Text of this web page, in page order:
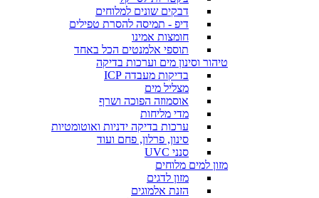
דבקים שונים למלוחים
דיפ - תמיסה להסרת טפילים
חומצות אמינו
תוספי אלמנטים הכל באחד
טיהור וסינון מים וערכות בדיקה
בדיקות מעבדה ICP
מצליל מים
אוסמוזה הפוכה ושרף
מדי מליחות
ערכות בדיקה ידניות ואוטומטיות
סינון, פרלון, פחם ועוד
סנני UVC
מזון למים מלוחים
מזון לדגים
הזנת אלמוגים